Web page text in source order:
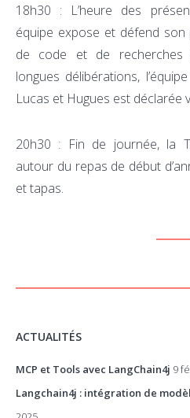
18h30 : L’heure des
équipe expose et défend
de code et de recherches
longues délibérations,
Lucas et Hugues est déclarée
20h30 : Fin de journée, la
autour du repas de début
et tapas.
ACTUALITÉS
MCP et Tools avec LangChain4j 9
Langchain4j : intégration de